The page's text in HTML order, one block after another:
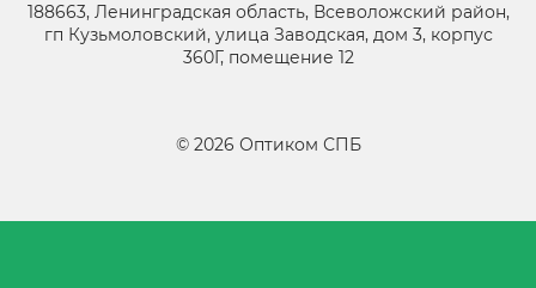
188663, Ленинградская область, Всеволожский район,
гп Кузьмоловский, улица Заводская, дом 3, корпус
360Г, помещение 12
© 2026 Оптиком СПБ